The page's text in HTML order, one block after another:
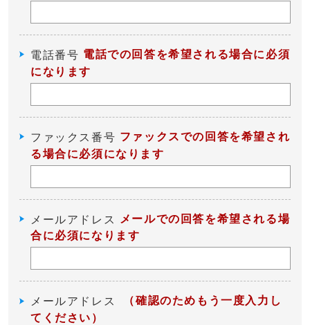
電話番号 電話での回答を希望される場合に必須
になります
ファックス番号 ファックスでの回答を希望され
る場合に必須になります
メールアドレス
メールでの回答を希望される場
合に必須になります
メールアドレス
（確認のためもう一度入力し
てください）